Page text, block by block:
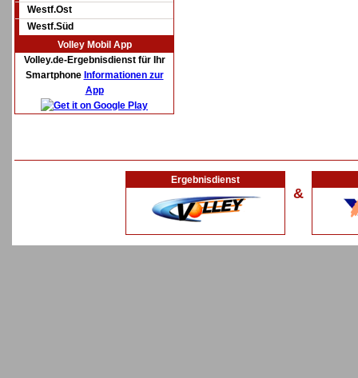
Westf.Ost
Westf.Süd
Volley Mobil App
Volley.de-Ergebnisdienst für Ihr
Smartphone Informationen zur
App
Ergebnisdienst
&